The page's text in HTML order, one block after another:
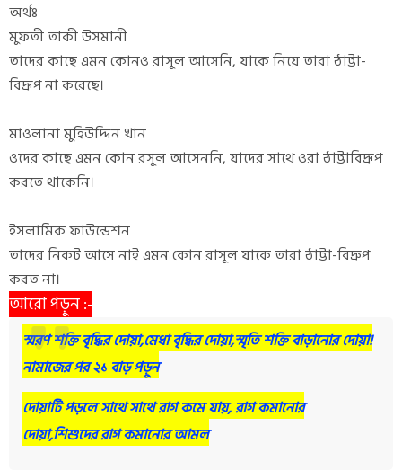
অর্থঃ
মুফতী তাকী উসমানী
তাদের কাছে এমন কোনও রাসূল আসেনি, যাকে নিয়ে তারা ঠাট্টা-
বিদ্রূপ না করেছে।
মাওলানা মুহিউদ্দিন খান
ওদের কাছে এমন কোন রসূল আসেননি, যাদের সাথে ওরা ঠাট্টাবিদ্রূপ
করতে থাকেনি।
ইসলামিক ফাউন্ডেশন
তাদের নিকট আসে নাই এমন কোন রাসূল যাকে তারা ঠাট্টা-বিদ্রুপ
করত না।
আরো পড়ুন :-
স্মরণ শক্তি বৃদ্ধির দোয়া,মেধা বৃদ্ধির দোয়া,স্মৃতি শক্তি বাড়ানোর দোয়া!
নামাজের পর ২১ বাড় পড়ুন
দোয়াটি পড়লে সাথে সাথে রাগ কমে যায়, রাগ কমানোর
দোয়া,শিশুদের রাগ কমানোর আমল